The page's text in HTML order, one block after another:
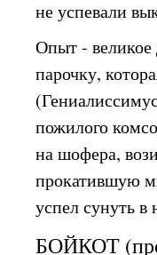
не успевали
Опыт - великое
парочку,
пожилого
на шофера,
прокатившую
успел сунуть в
БОЙКОТ